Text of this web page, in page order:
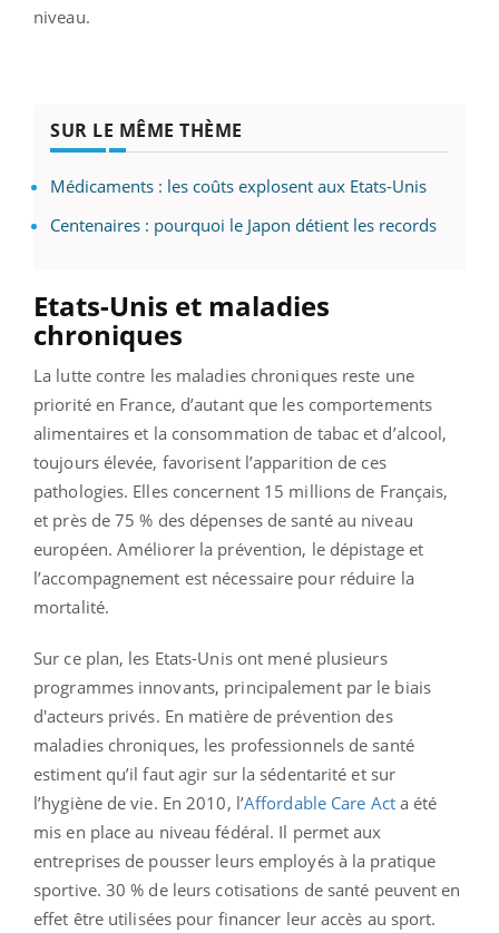
niveau.
SUR LE MÊME THÈME
Médicaments : les coûts explosent aux Etats-Unis
Centenaires : pourquoi le Japon détient les records
Etats-Unis et maladies
chroniques
La lutte contre les maladies chroniques reste une
priorité en France, d’autant que les comportements
alimentaires et la consommation de tabac et d’alcool,
toujours élevée, favorisent l’apparition de ces
pathologies. Elles concernent 15 millions de Français,
et près de 75 % des dépenses de santé au niveau
européen. Améliorer la prévention, le dépistage et
l’accompagnement est nécessaire pour réduire la
mortalité.
Sur ce plan, les Etats-Unis ont mené plusieurs
programmes innovants, principalement par le biais
d'acteurs privés. En matière de prévention des
maladies chroniques, les professionnels de santé
estiment qu’il faut agir sur la sédentarité et sur
l’hygiène de vie. En 2010, l’Affordable Care Acta été
mis en place au niveau fédéral. Il permet aux
entreprises de pousser leurs employés à la pratique
sportive. 30 % de leurs cotisations de santé peuvent en
effet être utilisées pour financer leur accès au sport.